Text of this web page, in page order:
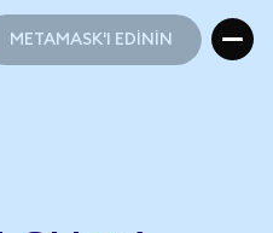
METAMASK'I EDİNİN